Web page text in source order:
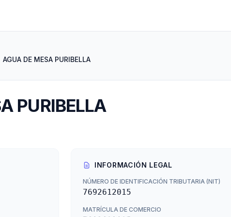
AGUA DE MESA PURIBELLA
PURIBELLA
INFORMACIÓN LEGAL
NÚMERO DE IDENTIFICACIÓN TRIBUTARIA (NIT)
7692612015
MATRÍCULA DE COMERCIO